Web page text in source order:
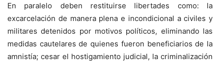
En paralelo deben restituirse libertades como: la
excarcelación de manera plena e incondicional a civiles y
militares detenidos por motivos políticos, eliminando las
medidas cautelares de quienes fueron beneficiarios de la
amnistía; cesar el hostigamiento judicial, la criminalización